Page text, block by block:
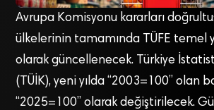
Avrupa Komisyonu kararları
ülkelerinin tamamında TÜFE temel
olarak güncellenecek. Türkiye
(TÜİK), yeni yılda “2003=100” olan
“2025=100” olarak değiştirilecek.